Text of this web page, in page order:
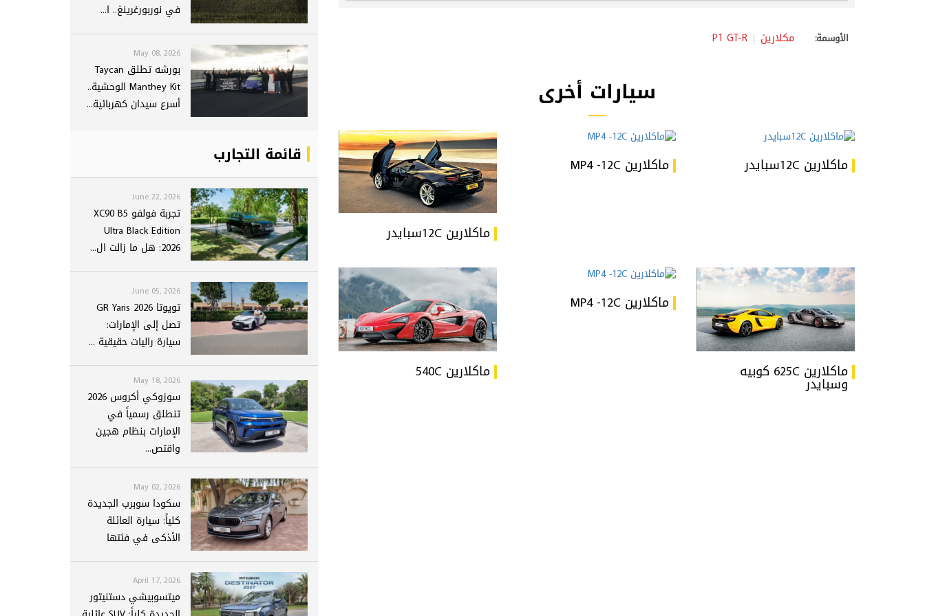
الأوسمة: مكلارين P1 GT-R
سيارات أخرى
ماكلارين 12Cسبايدر ماكلارين MP4 -12C
ماكلارين 12Cسبايدر
ماكلارين 625C كوبيه
وسبايدر
ماكلارين MP4 -12C
ماكلارين 540C
في نوربورغرينغ.. ا...
May 08, 2026
بورشه تطلق Taycan
Manthey Kit الوحشية..
أسرع سيدان كهربائية...
قائمة التجارب
June 22, 2026
تجربة فولفو XC90 B5
Ultra Black Edition
2026: هل ما زالت ال...
June 05, 2026
تويوتا GR Yaris 2026
تصل إلى الإمارات:
سيارة راليات حقيقية ...
May 18, 2026
سوزوكي أكروس 2026
تنطلق رسمياً في
الإمارات بنظام هجين
واقتص...
May 02, 2026
سكودا سوبرب الجديدة
كلياً: سيارة العائلة
الأذكى في فئتها
April 17, 2026
ميتسوبيشي دستنيتور